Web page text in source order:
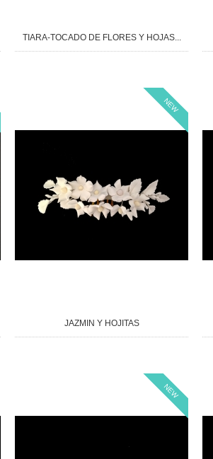
TIARA-TOCADO DE FLORES Y HOJAS...
NEW
JAZMIN Y HOJITAS
NEW